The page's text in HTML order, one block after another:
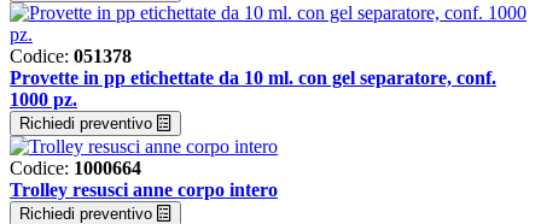
Codice: 051378
Provette in pp etichettate da 10 ml. con gel separatore, conf.
1000 pz.
Richiedi preventivo
Codice: 1000664
Trolley resusci anne corpo intero
Richiedi preventivo